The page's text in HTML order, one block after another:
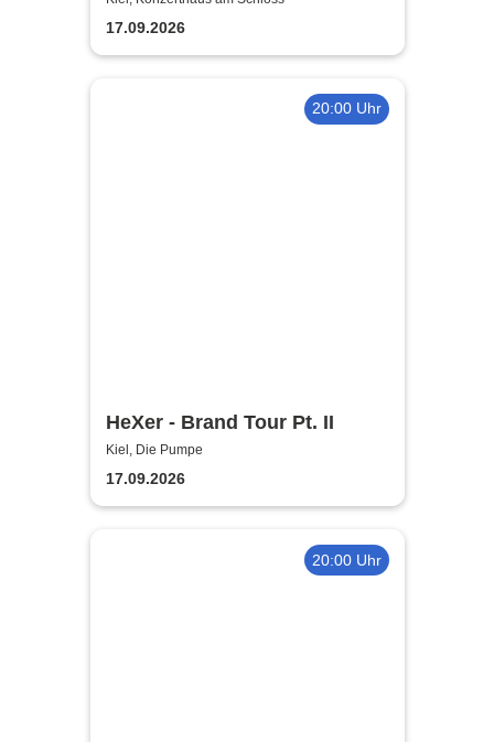
17.09.2026
20:00 Uhr
HeXer - Brand Tour Pt. II
Kiel, Die Pumpe
17.09.2026
20:00 Uhr